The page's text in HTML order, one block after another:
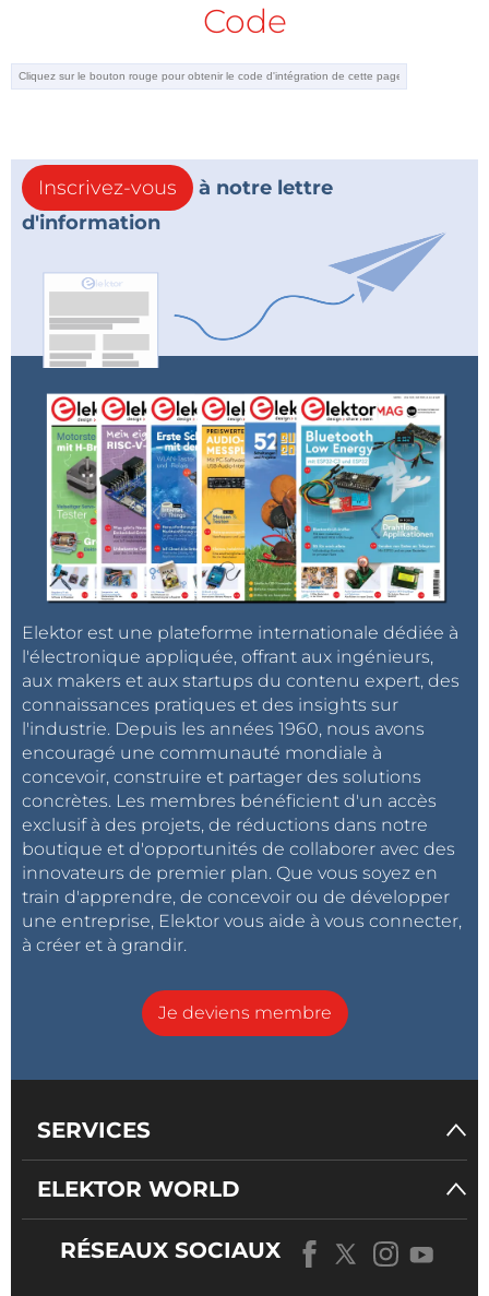
Code
Inscrivez-vous
à notre lettre
d'information
Elektor est une plateforme internationale dédiée à
l'électronique appliquée, offrant aux ingénieurs,
aux makers et aux startups du contenu expert, des
connaissances pratiques et des insights sur
l'industrie. Depuis les années 1960, nous avons
encouragé une communauté mondiale à
concevoir, construire et partager des solutions
concrètes. Les membres bénéficient d'un accès
exclusif à des projets, de réductions dans notre
boutique et d'opportunités de collaborer avec des
innovateurs de premier plan. Que vous soyez en
train d'apprendre, de concevoir ou de développer
une entreprise, Elektor vous aide à vous connecter,
à créer et à grandir.
Je deviens membre
SERVICES
ELEKTOR WORLD
RÉSEAUX SOCIAUX